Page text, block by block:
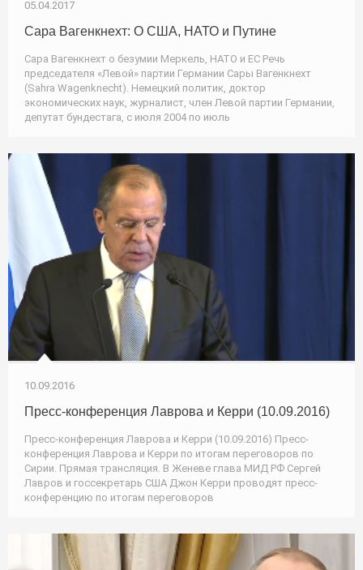
05.04.2017
Сара Вагенкнехт: О США, НАТО и Путине
Сара Вагенкнехт о безумии Меркель, НАТО и ЕС Речь
председателя «Левой» партии Германии Сары Вагенкнехт
(Sahra Wagenknecht). Немецкий политик, доктор
экономических наук, журналист, член Левой партии Германии,
депутат бундестага, с июля 2004 по июль
10.09.2016
Пресс-конференция Лаврова и Керри (10.09.2016)
Пресс-конференция Лаврова и Керри (10.09.2016) Пресс-
конференция Лаврова и Керри по итогам переговоров по
Сирии. Прямая трансляция. В Женеве глава МИД РФ Сергей
Лавров и госсекретарь США Джон Керри проводят пресс-
конференцию по итогам переговоров